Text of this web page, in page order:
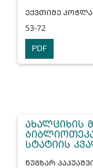
ᲔᲥᲕᲗᲘᲛᲔ
53-72
PDF
ᲐᲮᲐᲚᲪᲘᲮᲘᲡ
ᲡᲢᲐᲢᲘᲘᲡ
ᲜᲣᲒᲖᲐᲠ